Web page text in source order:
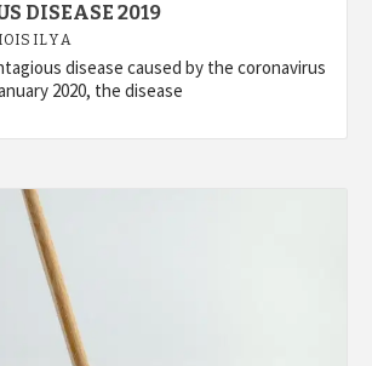
DISEASE 2019
IL Y A
disease caused by the coronavirus
2020, the disease